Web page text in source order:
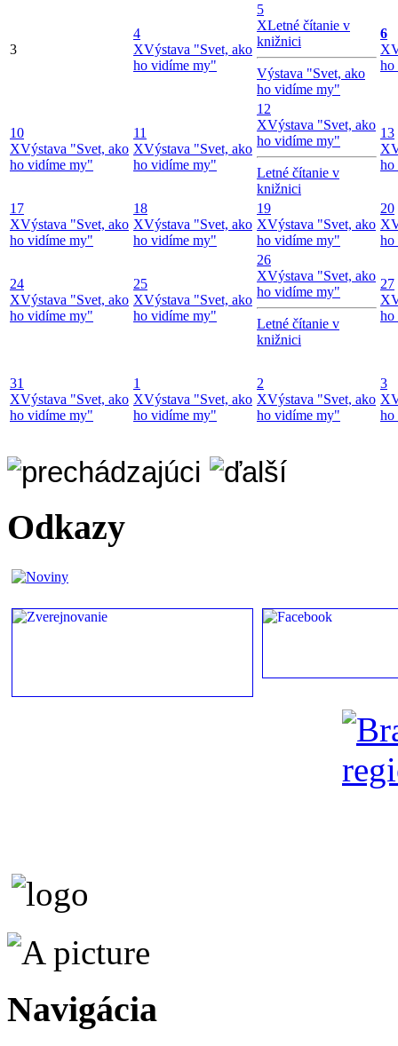
3
4
XVýstava "Svet, ako
ho vidíme my"
5
XLetné čítanie v
knižnici
Výstava "Svet, ako
ho vidíme my"
6
X
ho
10
XVýstava "Svet, ako
ho vidíme my"
11
XVýstava "Svet, ako
ho vidíme my"
12
XVýstava "Svet, ako
ho vidíme my"
Letné čítanie v
knižnici
13
X
ho
17
XVýstava "Svet, ako
ho vidíme my"
18
XVýstava "Svet, ako
ho vidíme my"
19
XVýstava "Svet, ako
ho vidíme my"
20
X
ho
24
XVýstava "Svet, ako
ho vidíme my"
25
XVýstava "Svet, ako
ho vidíme my"
26
XVýstava "Svet, ako
ho vidíme my"
Letné čítanie v
knižnici
27
X
ho
31
XVýstava "Svet, ako
ho vidíme my"
1
XVýstava "Svet, ako
ho vidíme my"
2
XVýstava "Svet, ako
ho vidíme my"
3
X
ho
Odkazy
Navigácia